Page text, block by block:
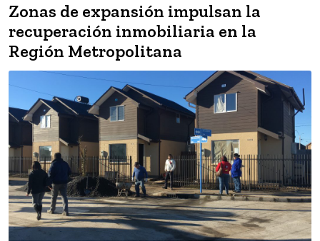
Zonas de expansión impulsan la
recuperación inmobiliaria en la
Región Metropolitana